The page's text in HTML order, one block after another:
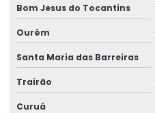
Bom Jesus do Tocantins
Ourém
Santa Maria das Barreiras
Trairão
Curuá